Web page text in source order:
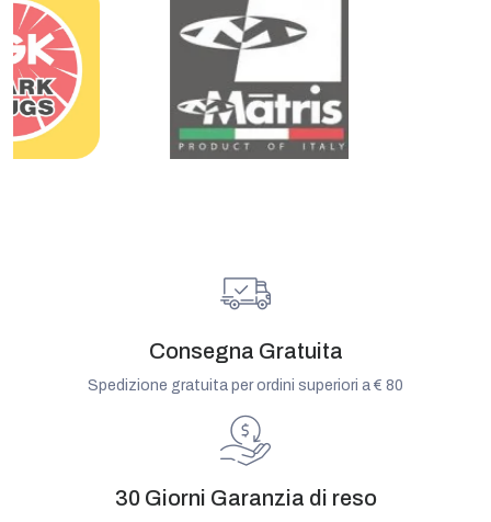
Consegna Gratuita
Spedizione gratuita per ordini superiori a € 80
30 Giorni Garanzia di reso